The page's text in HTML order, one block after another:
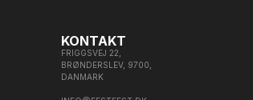
KONTAKT
FRIGGSVEJ 22,
BRØNDERSLEV, 9700,
DANMARK